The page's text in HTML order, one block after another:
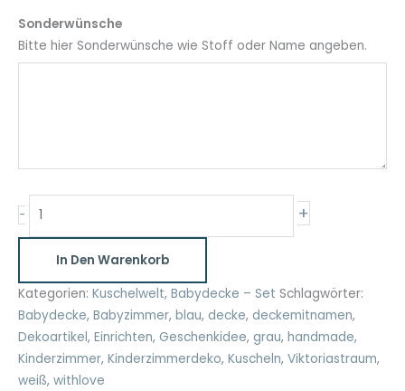
Sonderwünsche
Bitte hier Sonderwünsche wie Stoff oder Name angeben.
-
Menge
+
In Den Warenkorb
Kategorien: Kuschelwelt, Babydecke – Set Schlagwörter:
Babydecke, Babyzimmer, blau, decke, deckemitnamen,
Dekoartikel, Einrichten, Geschenkidee, grau, handmade,
Kinderzimmer, Kinderzimmerdeko, Kuscheln, Viktoriastraum,
weiß, withlove